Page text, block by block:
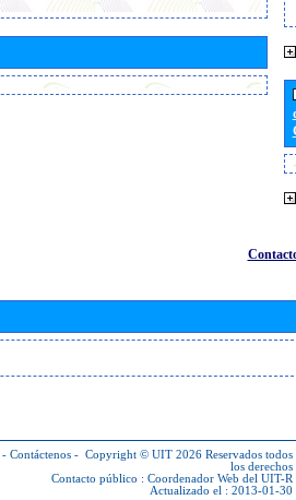
- Contáctenos - Copyright © UIT 2026 Reservados todos
los derechos
Contacto público : Coordenador Web del UIT-R
Actualizado el : 2013-01-30